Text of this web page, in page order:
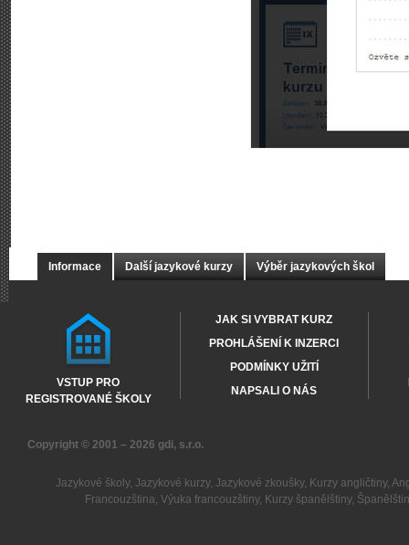
Informace Další jazykové kurzy Výběr jazykových škol
VSTUP PRO
REGISTROVANÉ ŠKOLY
JAK SI VYBRAT KURZ
PROHLÁŠENÍ K INZERCI
PODMÍNKY UŽITÍ
NAPSALI O NÁS
Copyright © 2001 – 2026 gdi, s.r.o.
Jazykové školy, Jazykové kurzy, Jazykové zkoušky, Kurzy angličtiny,
Francouzština,Výuka francouzštiny, Kurzy španělštiny,